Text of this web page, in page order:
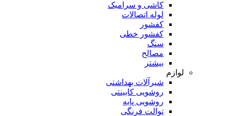
کاشی و سرامیک
لوله اتصالات
کفشور
کفشور خطی
سنگ
مصالح
بیشتر
لوازم
شیرآلات بهداشتی
روشویی کابینتی
روشویی پایه
توالت فرنگی